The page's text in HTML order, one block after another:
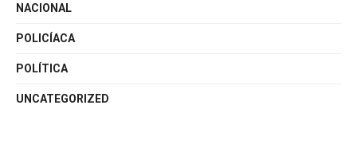
NACIONAL
POLICÍACA
POLÍTICA
UNCATEGORIZED